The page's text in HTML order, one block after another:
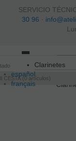
SERVICIO
30 96 ·
español
français
CESTA 0 artículos
navigation
Clarinetes